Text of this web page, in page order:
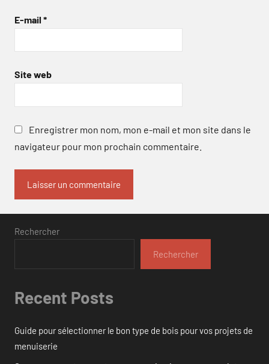
E-mail *
Site web
Enregistrer mon nom, mon e-mail et mon site dans le
navigateur pour mon prochain commentaire.
Rechercher
Rechercher
Recent Posts
Guide pour sélectionner le bon type de bois pour vos projets de
menuiserie